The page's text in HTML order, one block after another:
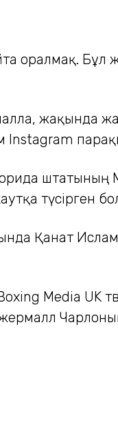
оралмақ. Бұл
жақында
Instagram
штатының
түсірген
Қанат
Media UK